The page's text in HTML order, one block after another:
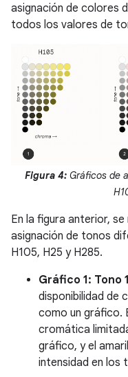
asignación de colores
todos los valores de
Figura 4: Gráficos de
En la figura anterior,
asignación de tonos
H105, H25 y H285.
Gráfico 1: Tono
disponibilidad de
como un gráfico.
cromática
gráfico, y el
intensidad en los